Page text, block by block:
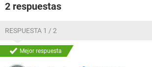
2 respuestas
RESPUESTA 1 / 2
Mejor respuesta